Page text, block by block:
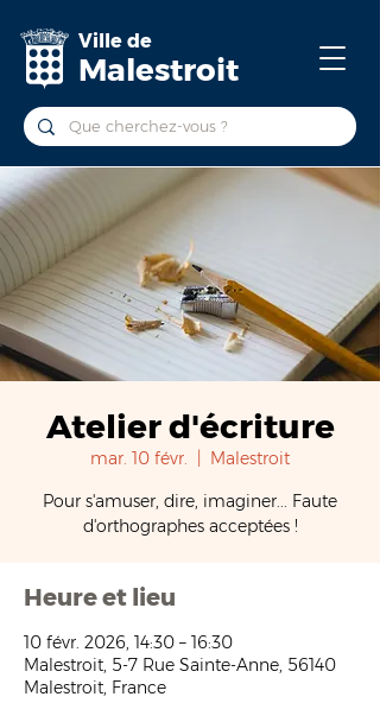
Ville de
Malestroit
Atelier d'écriture
mar. 10 févr.
Malestroit
Pour s'amuser, dire, imaginer... Faute
d'orthographes acceptées !
Heure et lieu
10 févr. 2026, 14:30 – 16:30
Malestroit, 5-7 Rue Sainte-Anne, 56140
Malestroit, France